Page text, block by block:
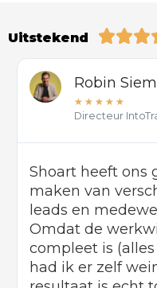
Uitstekend
Robin
★ ★ ★ ★ ★
Directeur
Shoart heeft ons
maken van
leads en
Omdat de
compleet is
had ik er zelf